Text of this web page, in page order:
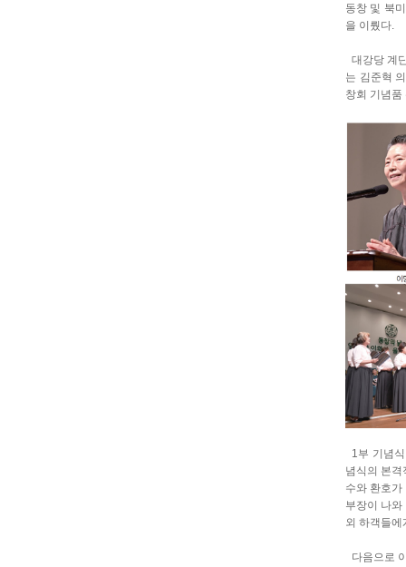
동창 및 북
을 이뤘다.
대강당 계
는 김준혁
창회 기념
1부 기념
념식의 본
수와 환호
부장이 나
외 하객들에
다음으로